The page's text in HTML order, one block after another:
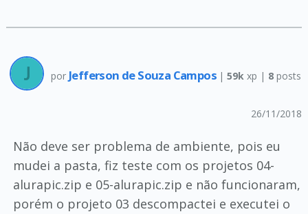
por Jefferson de Souza Campos |59k xp | 8 posts
26/11/2018
Não deve ser problema de ambiente, pois eu
mudei a pasta, fiz teste com os projetos 04-
alurapic.zip e 05-alurapic.zip e não funcionaram,
porém o projeto 03 descompactei e executei o